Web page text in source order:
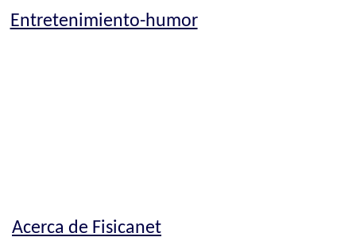
Entretenimiento-humor
Acerca de Fisicanet